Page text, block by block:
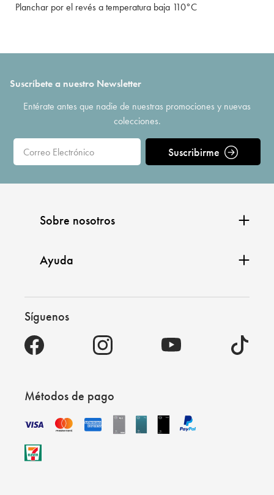
Planchar por el revés a temperatura baja 110°C
Suscríbete a nuestro Newsletter
Entérate antes que nadie de nuestras promociones y nuevas
colecciones.
Suscribirme
Sobre nosotros
Ayuda
Síguenos
Métodos de pago